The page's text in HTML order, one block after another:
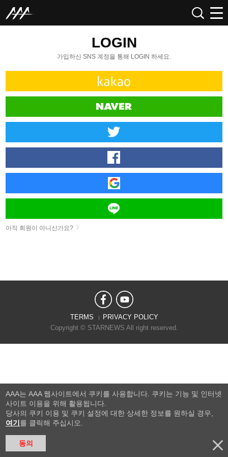
LOGIN
가입하신 SNS 계정을 통해 LOGIN 하세요.
아직 회원이 아니신가요?
TERMS
PRIVACY POLICY
Copyright © STARNEWS All right reserved.
AAA는 AAA 웹사이트에서 쿠키를 사용합니다. 쿠키는 기능 및 인터넷
사이트 이용을 위해 활용됩니다.
당사의 쿠키 이용 및 쿠키 설정에 대한 상세한 정보를 원하실 경우,
여기 를 클릭해 주십시오.
동의